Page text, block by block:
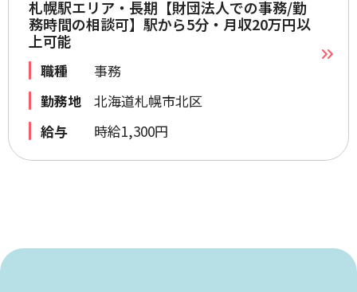
札幌駅エリア・長期【財団法人での事務/勤
務時間の相談可】駅から5分・月収20万円以
上可能
職種
事務
勤務地
北海道札幌市北区
給与
時給1,300円